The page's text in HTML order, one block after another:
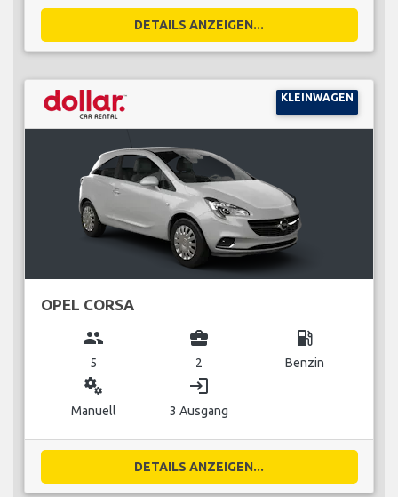
DETAILS ANZEIGEN...
KLEINWAGEN
OPEL CORSA
group
5
business_center
2
local_gas_station
Benzin
miscellaneous_services
Manuell
login
3 Ausgang
DETAILS ANZEIGEN...